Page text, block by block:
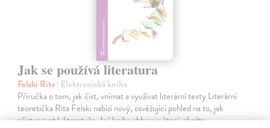
Jak se používá literatura
Felski Rita| Elektronická kniha
Příručka o tom, jak číst, vnímat a využívat literární texty Literární
teoretička Rita Felski nabízí nový, osvěžující pohled na to, jak
přistupovat k literatuře. Její kniha obhajuje čtení jakožto